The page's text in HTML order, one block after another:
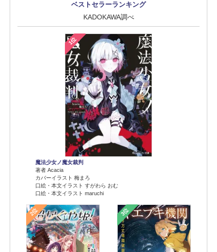
ベストセラーランキング
KADOKAWA調べ
1位
魔法少女ノ魔女裁判
著者 Acacia
カバーイラスト 梅まろ
口絵・本文イラスト すがわら おむ
口絵・本文イラスト maruchi
2位 3位